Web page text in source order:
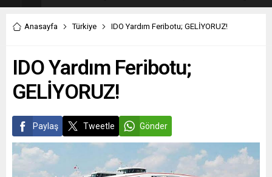
Anasayfa Türkiye IDO Yardım Feribotu; GELİYORUZ!
IDO Yardım Feribotu;
GELİYORUZ!
Paylaş Tweetle Gönder